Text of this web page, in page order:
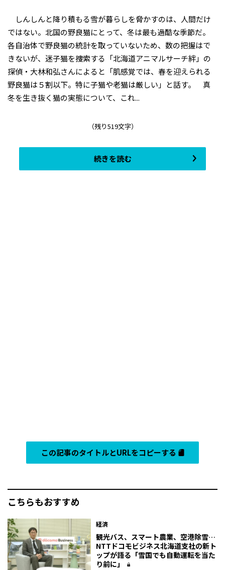
しんしんと降り積もる雪が暮らしを脅かすのは、人間だけ
ではない。北国の野良猫にとって、冬は最も過酷な季節だ。
各自治体で野良猫の統計を取っていないため、数の把握はで
きないが、迷子猫を捜索する「北海道アニマルサーチ絆」の
探偵・大林和弘さんによると「肌感覚では、春を迎えられる
野良猫は５割以下。特に子猫や老猫は厳しい」と話す。 真
冬を生き抜く猫の実態について、これ...
（残り519文字）
続きを読む
この記事のタイトルとURLをコピーする
こちらもおすすめ
経済
観光バス、スマート農業、空港除雪…
NTTドコモビジネス北海道支社の新ト
ップが語る「雪国でも自動運転を当た
り前に」